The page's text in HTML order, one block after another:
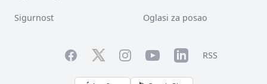
Sigurnost Oglasi za posao
FacebookTwitterInstagramYouTubeLinkedInRSS